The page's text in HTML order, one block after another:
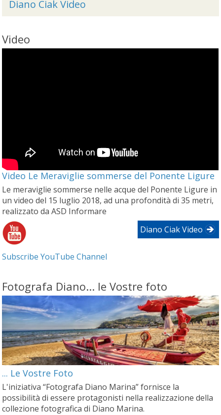
Diano Ciak Video
Video
Video Le Meraviglie sommerse del Ponente Ligure
Le meraviglie sommerse nelle acque del Ponente Ligure in
un video del 15 luglio 2018, ad una profondità di 35 metri,
realizzato da ASD Informare
Diano Ciak Video
Subscribe YouTube Channel
Fotografa Diano... le Vostre foto
... Le Vostre Foto
L'iniziativa “Fotografa Diano Marina” fornisce la
possibilità di essere protagonisti nella realizzazione della
collezione fotografica di Diano Marina.